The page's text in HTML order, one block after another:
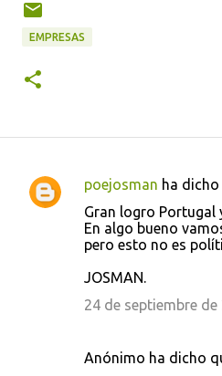
EMPRESAS
C
poejosman ha
Gran logro Portugal
En algo bueno
pero esto no es
JOSMAN.
24 de septiembre de
Anónimo ha dicho